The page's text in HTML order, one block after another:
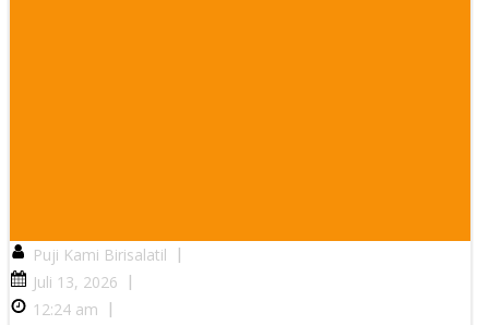
Puji Kami Birisalatil
|
Juli 13, 2026
|
12:24 am
|